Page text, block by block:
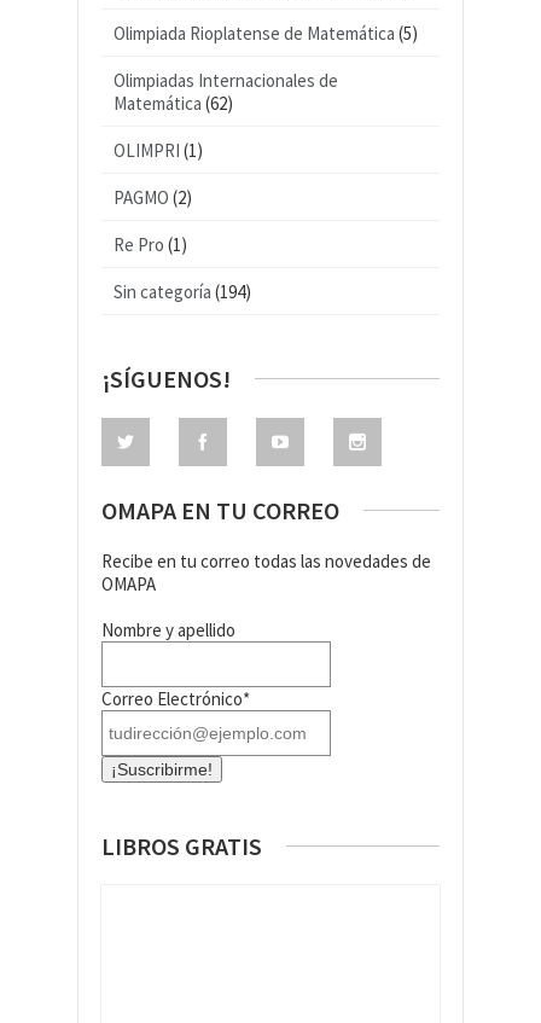
Olimpiada Rioplatense de Matemática (5)
Olimpiadas Internacionales de
Matemática (62)
OLIMPRI (1)
PAGMO (2)
Re Pro (1)
Sin categoría (194)
¡SÍGUENOS!
OMAPA EN TU CORREO
Recibe en tu correo todas las novedades de
OMAPA
Nombre y apellido
Correo Electrónico*
LIBROS GRATIS